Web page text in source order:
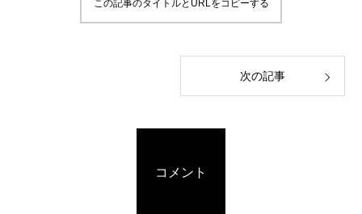
この記事のタイトルとURLをコピーする
次の記事
コメント